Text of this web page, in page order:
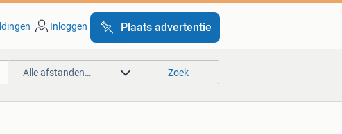
Inloggen Plaats advertentie
Alle afstanden… Zoek